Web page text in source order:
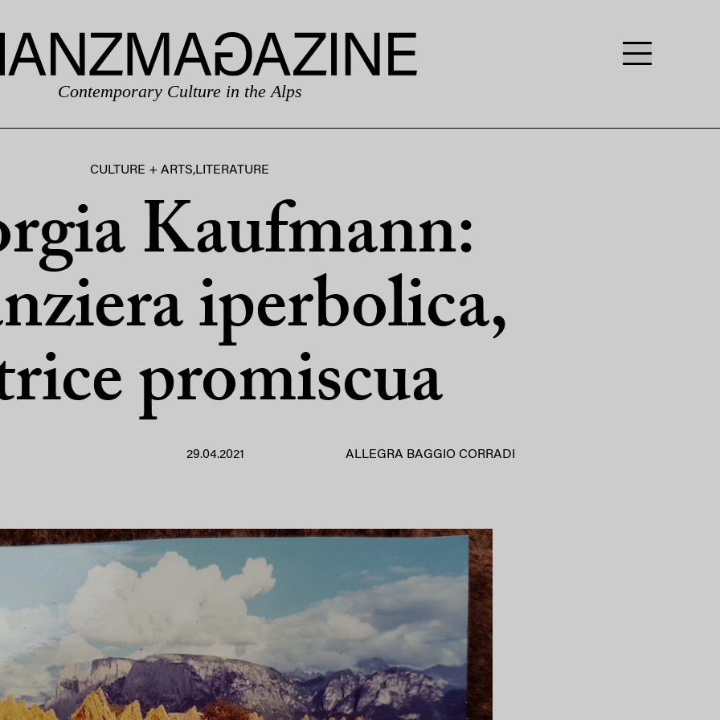
Contemporary Culture in the Alps
CULTURE + ARTS,LITERATURE
Kaufmann:
iperbolica,
promiscua
29.04.2021 ALLEGRA BAGGIO CORRADI